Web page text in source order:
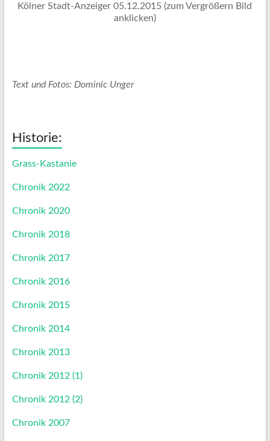
Kölner Stadt-Anzeiger 05.12.2015 (zum Vergrößern Bild
anklicken)
Text und Fotos: Dominic Unger
Historie:
Grass-Kastanie
Chronik 2022
Chronik 2020
Chronik 2018
Chronik 2017
Chronik 2016
Chronik 2015
Chronik 2014
Chronik 2013
Chronik 2012 (1)
Chronik 2012 (2)
Chronik 2007